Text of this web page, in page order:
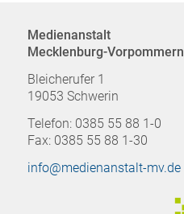
Medienanstalt
Mecklenburg-Vorpommern
Bleicherufer 1
19053 Schwerin
Telefon: 0385 55 88 1-0
Fax: 0385 55 88 1-30
info@medienanstalt-mv.de